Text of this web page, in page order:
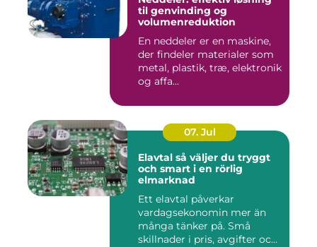
til genvinding og
volumenreduktion
En neddeler er en maskine,
der findeler materialer som
metal, plastik, træ, elektronik
og affa...
07. Jul
Elavtal så väljer du tryggt
och smart i en rörlig
elmarknad
Ett elavtal påverkar
vardagsekonomin mer än
många tänker på. Små
skillnader i pris, avgifter och